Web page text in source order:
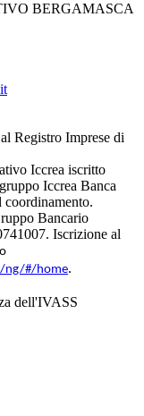
BERGAMASCA
Registro Imprese di
Iccrea iscritto
Iccrea Banca
coordinamento.
Bancario
Iscrizione al
ng/#/home.
dell'IVASS